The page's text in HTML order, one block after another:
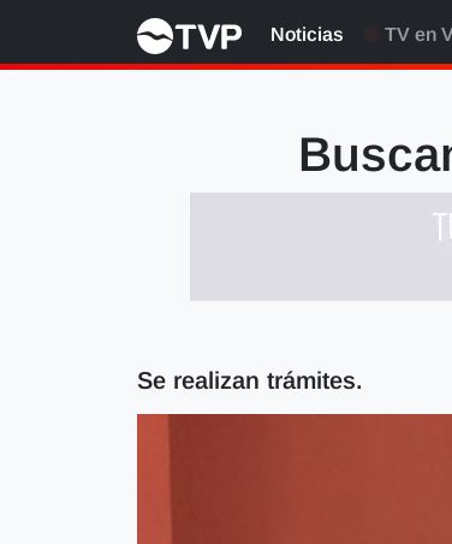
Noticias TV en
Se realizan trámites.